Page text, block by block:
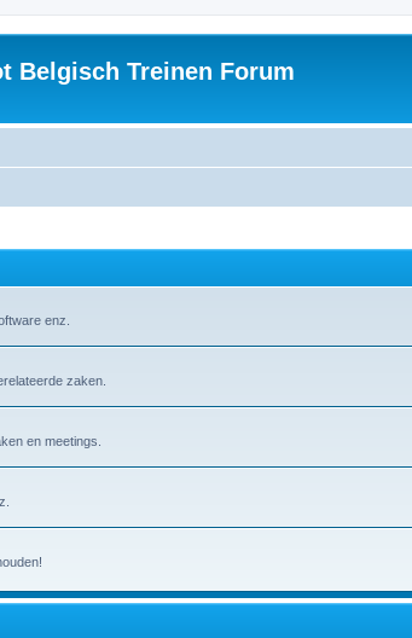
Belgisch Treinen Forum
enz.
zaken.
en meetings.